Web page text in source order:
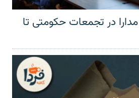
در تجمعات حکومتی تا